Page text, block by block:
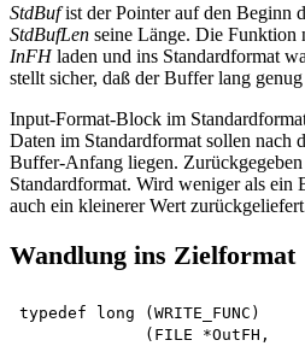
StdBufist der Pointer auf den Beginn
StdBufLen seine Länge. Die Funktion
InFHladen und ins Standardformat
stellt sicher, daß der Buffer lang
Input-Format-Block im
Daten im Standardformat sollen nach
Buffer-Anfang liegen.
Standardformat. Wird weniger als ein
auch ein kleinerer Wert
Wandlung ins Zielformat
typedef long (WRITE_FUNC)
             (FILE *OutFH,